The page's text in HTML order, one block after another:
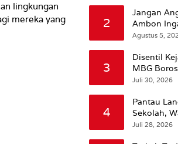
lingkungan
mereka yang
2
Jangan
Ambon
Agustus 5,
3
Disentil
MBG
Tahun,
Juli 30, 2026
4
Pantau
Sekolah,
Juli 28, 2026